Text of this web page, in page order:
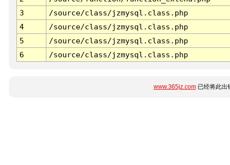
3
/source/class/jzmysql.class.php
4
/source/class/jzmysql.class.php
5
/source/class/jzmysql.class.php
6
/source/class/jzmysql.class.php
www.365jz.com已经将此出